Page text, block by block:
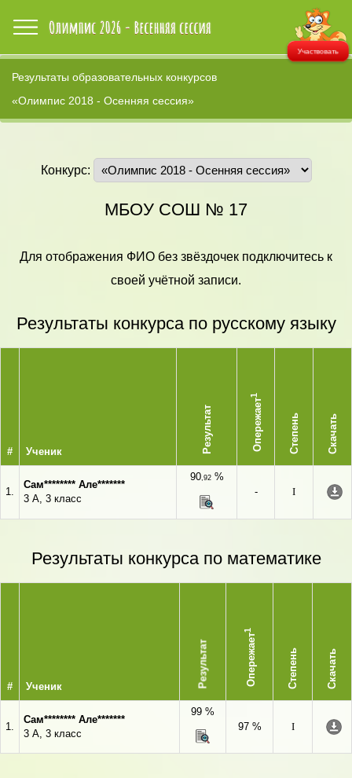
Участвовать
Результаты образовательных конкурсов
«Олимпис 2018 - Осенняя сессия»
Конкурс:
МБОУ СОШ № 17
Для отображения ФИО без звёздочек подключитесь к
своей учётной записи.
Результаты конкурса по русскому языку
# Ученик Результат Опережает
1
Степень Скачать
1.
Сам******** Але*******
3 А, 3 класс
90,92%
-
I
Результаты конкурса по математике
# Ученик Результат Опережает
1
Степень Скачать
1.
Сам******** Але*******
3 А, 3 класс
99 %
97 %
I